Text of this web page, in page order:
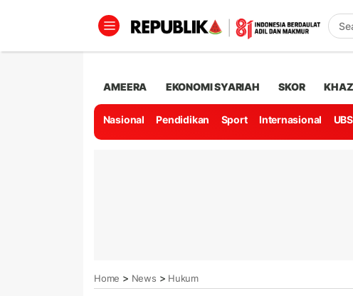
AMEERA EKONOMI SYARIAH SKOR
Nasional Pendidikan Sport Internasional
Home > News > Hukum